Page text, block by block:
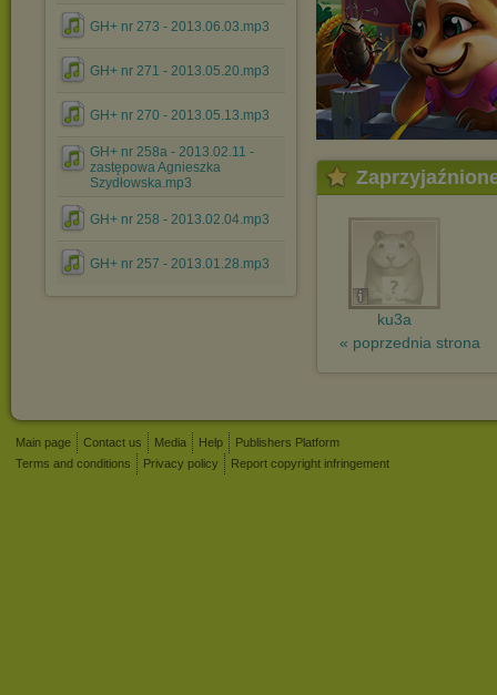
GH+ nr 273 - 2013.06.03.mp3
GH+ nr 271 - 2013.05.20.mp3
GH+ nr 270 - 2013.05.13.mp3
GH+ nr 258a - 2013.02.11 -
zastępowa Agnieszka
Szydłowska.mp3
GH+ nr 258 - 2013.02.04.mp3
GH+ nr 257 - 2013.01.28.mp3
ku3a
« poprzednia strona
Main page Contact us Media Help
Publishers Platform
Terms and conditions
Privacy policy Report copyright infringement